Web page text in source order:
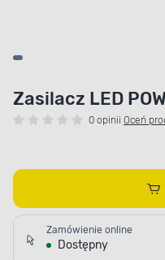
Zasilacz LED
0 opinii Oceń
Zamówienie online
Dostępny